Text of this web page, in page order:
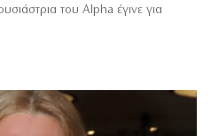
του Alpha έγινε για